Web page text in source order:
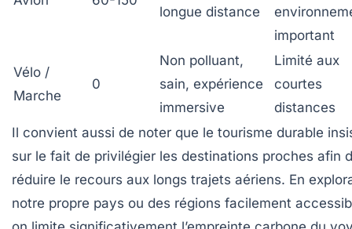
longue distance
important
Vélo /
Marche
0
Non polluant,
sain, expérience
immersive
Limité aux
courtes
distances
Il convient aussi de noter que le tourisme durable
sur le fait de privilégier les destinations proches afin
réduire le recours aux longs trajets aériens. En
notre propre pays ou des régions facilement